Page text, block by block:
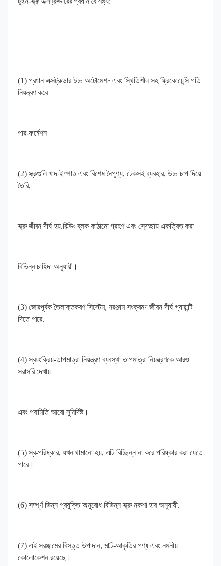
(1) প্রধান এক্সট্রুডার উচ্চ অটোমেশন এবং স্থিতিশীল সহ ফ্রিকোয়েন্সি গতি
নিয়ন্ত্রণ করে
পার-ফর্মেশন
(2) স্ক্রুগুলি খাদ ইস্পাত এবং বিশেষ নৈপুণ্য, টেকসই ব্যবহার, উচ্চ চাপ দিয়ে
তৈরি,
স্ক্রু জীবন দীর্ঘ হয়.বিল্ডিং ব্লক কাঠামো গ্রহণ এবং স্বেচ্ছায় একত্রিত করা
বিভিন্ন চাহিদা অনুযায়ী।
(3) জোরপূর্বক তৈলাক্তকরণ সিস্টেম, সরঞ্জাম সংক্রমণ জীবন দীর্ঘ গ্যারান্টি
দিতে পারে.
(4) স্বয়ংক্রিয়-তাপমাত্রা নিয়ন্ত্রণ ব্যবস্থা তাপমাত্রা নিয়ন্ত্রণকে আরও
সরাসরি দেখায়
এবং পরামিতি আরো সুনির্দিষ্ট।
(5) স্ব-পরিষ্কার, যখন থামানো হয়, এটি বিচ্ছিন্ন না করে পরিষ্কার করা যেতে
পারে।
(6) সম্পূর্ণ ভিন্ন প্রযুক্তি অনুরোধ বিভিন্ন স্ক্রু নকশা হার অনুযায়ী.
(7) এই সরঞ্জামের বিস্তৃত উপাদান, মাল্টি-আকৃতির পণ্য এবং নমনীয়
কোলোকেশন রয়েছে।